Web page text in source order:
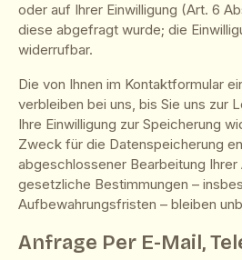
oder auf Ihrer Einwilligung (Art. 6
diese abgefragt wurde; die
widerrufbar.
Die von Ihnen im Kontaktformular
verbleiben bei uns, bis Sie uns zur
Ihre Einwilligung zur Speicherung
Zweck für die Datenspeicherung
abgeschlossener Bearbeitung
gesetzliche Bestimmungen –
Aufbewahrungsfristen – bleiben
Anfrage Per E-Mail,